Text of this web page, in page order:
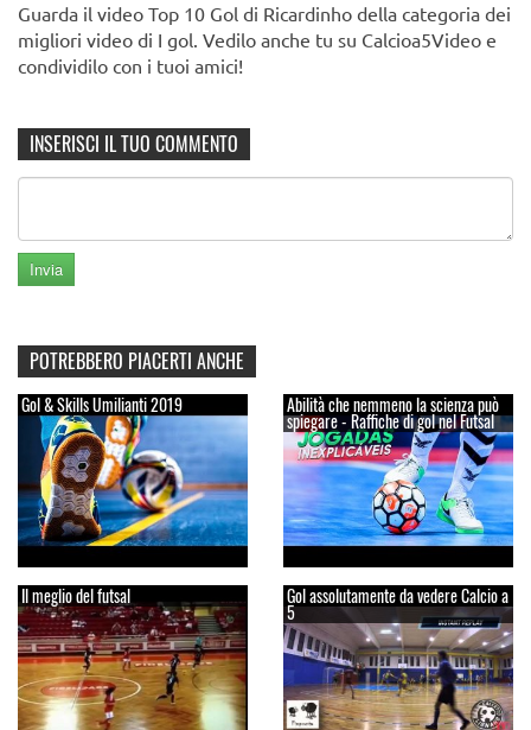
Guarda il video Top 10 Gol di Ricardinho della categoria dei
migliori video di I gol. Vedilo anche tu su Calcioa5Video e
condividilo con i tuoi amici!
INSERISCI IL TUO COMMENTO
POTREBBERO PIACERTI ANCHE
Gol & Skills Umilianti 2019 Abilità che nemmeno la scienza può
spiegare - Raffiche di gol nel Futsal
Il meglio del futsal Gol assolutamente da vedere Calcio a
5